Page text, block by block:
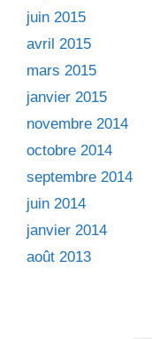
juin 2015
avril 2015
mars 2015
janvier 2015
novembre 2014
octobre 2014
septembre 2014
juin 2014
janvier 2014
août 2013